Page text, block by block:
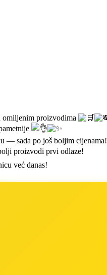
omiljenim proizvodima
— sada po još boljim cijenama!
proizvodi prvi odlaze!
već danas!